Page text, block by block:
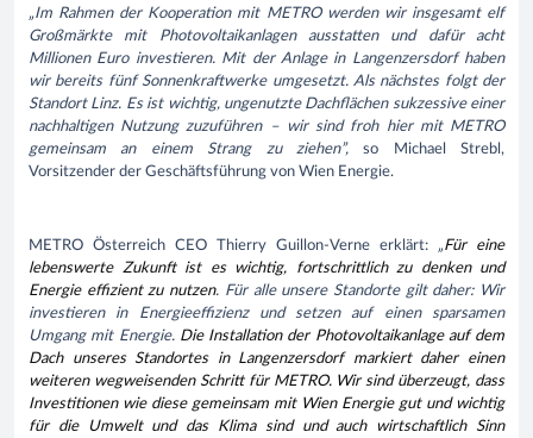
„Im Rahmen der Kooperation mit METRO werden wir insgesamt elf
Großmärkte mit Photovoltaikanlagen ausstatten und dafür acht
Millionen Euro investieren. Mit der Anlage in Langenzersdorf haben
wir bereits fünf Sonnenkraftwerke umgesetzt. Als nächstes folgt der
Standort Linz. Es ist wichtig, ungenutzte Dachflächen sukzessive einer
nachhaltigen Nutzung zuzuführen – wir sind froh hier mit METRO
gemeinsam an einem Strang zu ziehen”,so Michael Strebl,
Vorsitzender der Geschäftsführung von Wien Energie.
METRO Österreich CEO Thierry Guillon-Verne erklärt: „Für eine
lebenswerte Zukunft ist es wichtig, fortschrittlich zu denken und
Energie effizient zu nutzen. Für alle unsere Standorte gilt daher: Wir
investieren in Energieeffizienz und setzen auf einen sparsamen
Umgang mit Energie. Die Installation der Photovoltaikanlage auf dem
Dach unseres Standortes in Langenzersdorf markiert daher einen
weiteren wegweisenden Schritt für METRO. Wir sind überzeugt, dass
Investitionen wie diese gemeinsam mit Wien Energie gut und wichtig
für die Umwelt und das Klima sind und auch wirtschaftlich Sinn